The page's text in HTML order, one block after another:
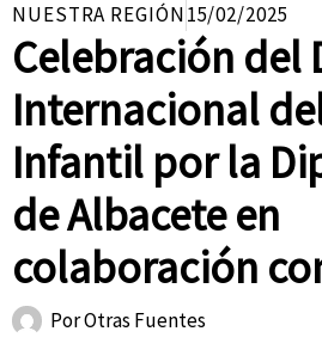
NUESTRA REGIÓN15/02/2025
Celebración del
Internacional
Infantil por la
de Albacete en
colaboración
PorOtras Fuentes